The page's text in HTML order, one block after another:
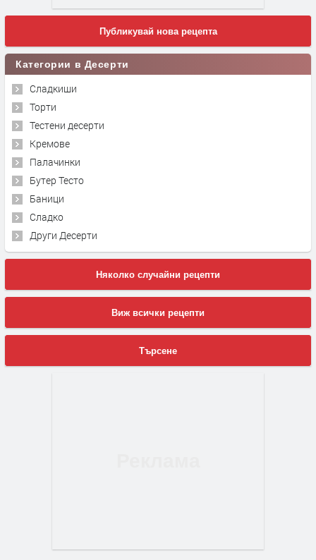
Публикувай нова рецепта
Категории в Десерти
Сладкиши
Торти
Тестени десерти
Кремове
Палачинки
Бутер Тесто
Баници
Сладко
Други Десерти
Няколко случайни рецепти
Виж всички рецепти
Търсене